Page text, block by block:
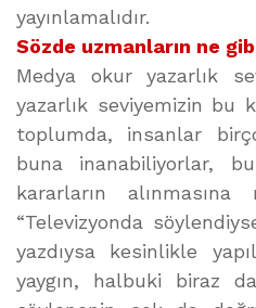
yayınlamalıdır.
Sözde uzmanların ne
Medya okur yazarlık
yazarlık seviyemizin bu
toplumda, insanlar
buna inanabiliyorlar,
kararların
“Televizyonda
yazdıysa kesinlikle
yaygın, halbuki biraz